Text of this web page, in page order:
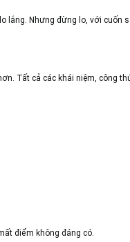
lắng. Nhưng đừng lo, với cuốn
Tất cả các khái niệm, công
điểm không đáng có.